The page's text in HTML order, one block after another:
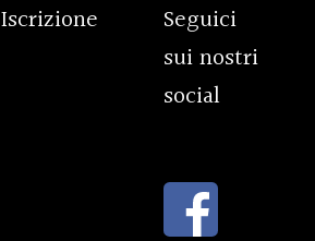
Iscrizione
Seguici
sui nostri
social